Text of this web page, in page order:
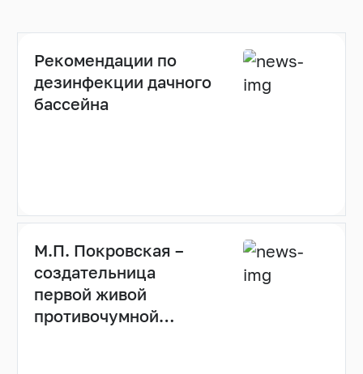
Рекомендации по
дезинфекции дачного
бассейна
М.П. Покровская –
создательница
первой живой
противочумной